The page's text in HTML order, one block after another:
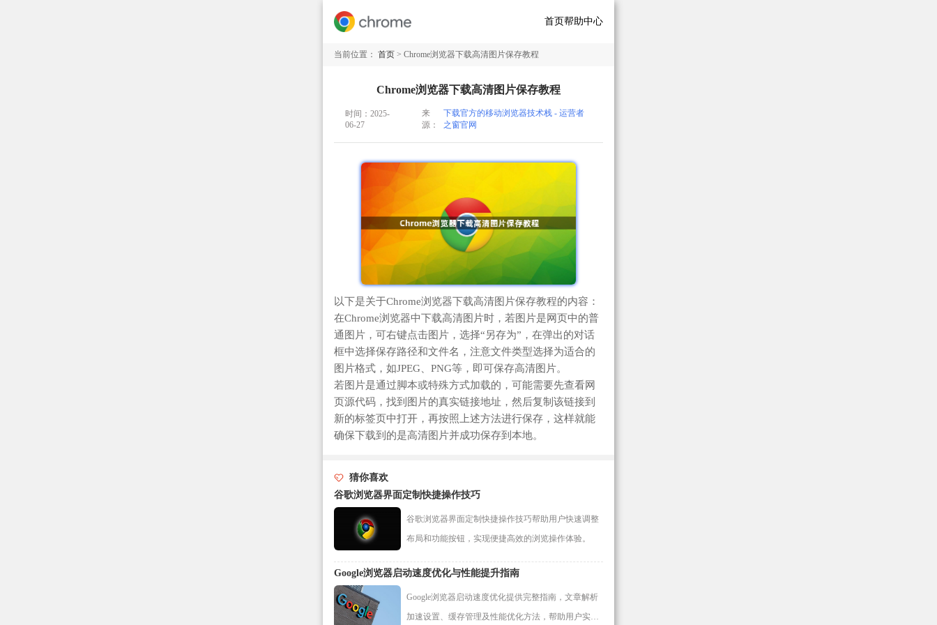
首页帮助中心
当前位置： 首页 > Chrome浏览器下载高清图片保存教程
Chrome浏览器下载高清图片保存教程
时间：2025-
06-27
来
源：
下载官方的移动浏览器技术栈 - 运营者
之窗官网
以下是关于Chrome浏览器下载高清图片保存教程的内容：
在Chrome浏览器中下载高清图片时，若图片是网页中的普
通图片，可右键点击图片，选择“另存为”，在弹出的对话
框中选择保存路径和文件名，注意文件类型选择为适合的
图片格式，如JPEG、PNG等，即可保存高清图片。
若图片是通过脚本或特殊方式加载的，可能需要先查看网
页源代码，找到图片的真实链接地址，然后复制该链接到
新的标签页中打开，再按照上述方法进行保存，这样就能
确保下载到的是高清图片并成功保存到本地。
猜你喜欢
谷歌浏览器界面定制快捷操作技巧
谷歌浏览器界面定制快捷操作技巧帮助用户快速调整
布局和功能按钮，实现便捷高效的浏览操作体验。
Google浏览器启动速度优化与性能提升指南
Google浏览器启动速度优化提供完整指南，文章解析
加速设置、缓存管理及性能优化方法，帮助用户实现